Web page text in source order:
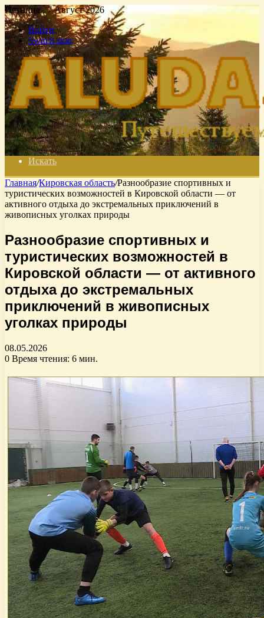
Пятница , 7 Август 2026
Войти
Switch skin
Искать
Главная/Кировская область/Разнообразие спортивных и
туристических возможностей в Кировской области — от
активного отдыха до экстремальных приключений в
живописных уголках природы
Разнообразие спортивных и
туристических возможностей в
Кировской области — от активного
отдыха до экстремальных
приключений в живописных
уголках природы
08.05.2026
0 Время чтения: 6 мин.